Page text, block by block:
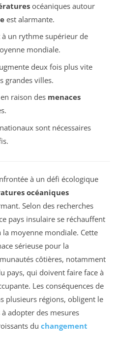
océaniques autour
est alarmante.
à un rythme supérieur de
mondiale.
deux fois plus vite
grandes villes.
raison des menaces
sont nécessaires
à un défi écologique
océaniques
Selon des recherches
pays insulaire se réchauffent
la moyenne mondiale. Cette
sérieuse pour la
côtières, notamment
pays, qui doivent faire face à
Les conséquences de
plusieurs régions, obligent le
adopter des mesures
du changement